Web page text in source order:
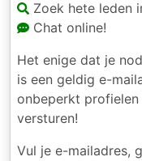
Zoek hete leden
Chat online!
Het enige dat je
is een geldig e-
onbeperkt
versturen!
Vul je e-mailadres,